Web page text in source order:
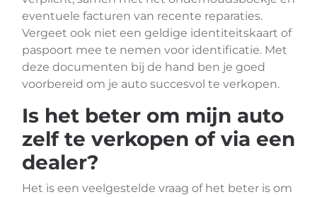
eventuele facturen van recente reparaties.
Vergeet ook niet een geldige identiteitskaart of
paspoort mee te nemen voor identificatie. Met
deze documenten bij de hand ben je goed
voorbereid om je auto succesvol te verkopen.
Is het beter om mijn auto
zelf te verkopen of via een
dealer?
Het is een veelgestelde vraag of het beter is om